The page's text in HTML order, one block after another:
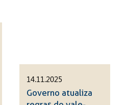
14.11.2025
Governo atualiza